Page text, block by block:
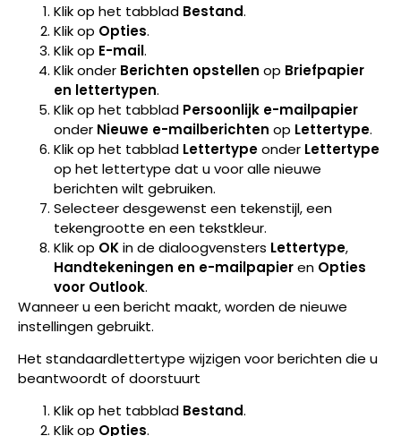
Klik op het tabblad Bestand.
Klik op Opties.
Klik op E-mail.
Klik onder Berichten opstellen op Briefpapier
en lettertypen.
Klik op het tabblad Persoonlijk e-mailpapier
onder Nieuwe e-mailberichten op Lettertype.
Klik op het tabblad Lettertypeonder Lettertype
op het lettertype dat u voor alle nieuwe
berichten wilt gebruiken.
Selecteer desgewenst een tekenstijl, een
tekengrootte en een tekstkleur.
Klik op OKin de dialoogvensters Lettertype,
Handtekeningen en e-mailpapieren Opties
voor Outlook.
Wanneer u een bericht maakt, worden de nieuwe
instellingen gebruikt.
Het standaardlettertype wijzigen voor berichten die u
beantwoordt of doorstuurt
Klik op het tabblad Bestand.
Klik op Opties.